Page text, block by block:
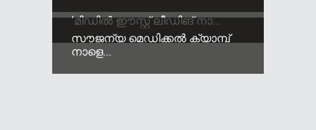
‘മിഡിൽ ഈസ്റ്റ് ലീഡിങ് നാ...
സൗജന്യ മെഡിക്കൽ ക്യാമ്പ്
നാളെ...